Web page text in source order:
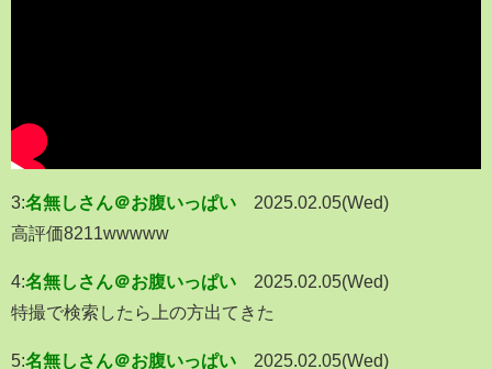
3:名無しさん＠お腹いっぱい
2025.02.05(Wed)
高評価8211wwwww
4:名無しさん＠お腹いっぱい
2025.02.05(Wed)
特撮で検索したら上の方出てきた
5:名無しさん＠お腹いっぱい
2025.02.05(Wed)